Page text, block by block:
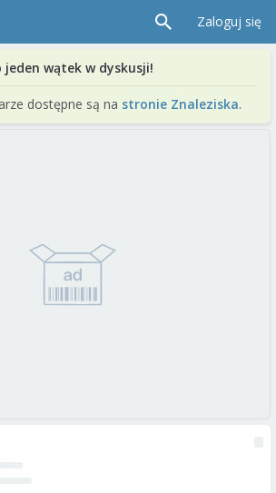
Zaloguj się
wątek w dyskusji!
dostępne są na stronie Znaleziska.